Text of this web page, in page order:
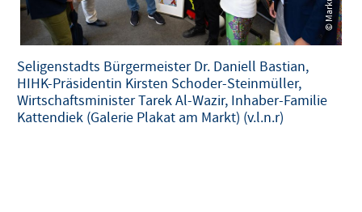
Seligenstadts Bürgermeister Dr. Daniell Bastian,
HIHK-Präsidentin Kirsten Schoder-Steinmüller,
Wirtschaftsminister Tarek Al-Wazir, Inhaber-Familie
Kattendiek (Galerie Plakat am Markt) (v.l.n.r)